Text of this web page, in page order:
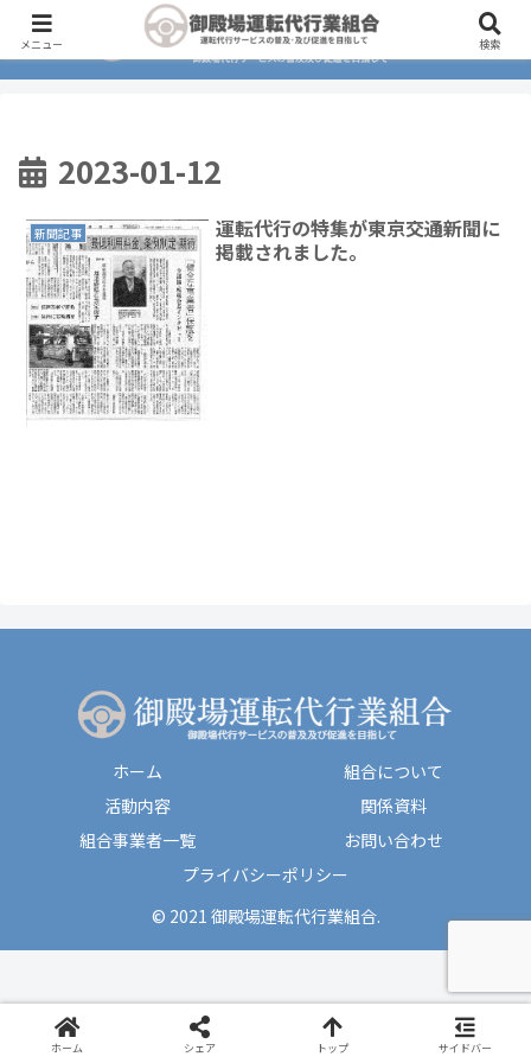
2023-01-12
新聞記事
運転代行の特集が東京交通新聞に
掲載されました。
ホーム
組合について
活動内容
関係資料
組合事業者一覧
お問い合わせ
プライバシーポリシー
© 2021 御殿場運転代行業組合.
メニュー 検索
ホーム シェア トップ サイドバー